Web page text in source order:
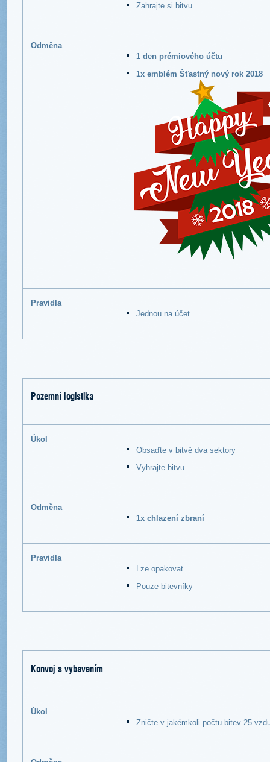
Zahrajte si bitvu
Odměna
1 den prémiového účtu
1x emblém Šťastný nový rok 2018
Pravidla
Jednou na účet
Pozemní logistika
Úkol
Obsaďte v bitvě dva sektory
Vyhrajte bitvu
Odměna
1x chlazení zbraní
Pravidla
Lze opakovat
Pouze bitevníky
Konvoj s vybavením
Úkol
Zničte v jakémkoli počtu bitev 25